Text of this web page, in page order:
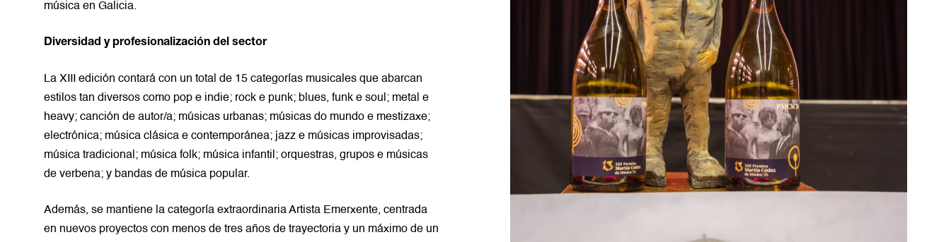
música en Galicia.
Diversidad y profesionalización del sector
La XIII edición contará con un total de 15 categorías musicales que abarcan
estilos tan diversos como pop e indie; rock e punk; blues, funk e soul; metal e
heavy; canción de autor/a; músicas urbanas; músicas do mundo e mestizaxe;
electrónica; música clásica e contemporánea; jazz e músicas improvisadas;
música tradicional; música folk; música infantil; orquestras, grupos e músicas
de verbena; y bandas de música popular.
Además, se mantiene la categoría extraordinaria Artista Emerxente, centrada
en nuevos proyectos con menos de tres años de trayectoria y un máximo de un